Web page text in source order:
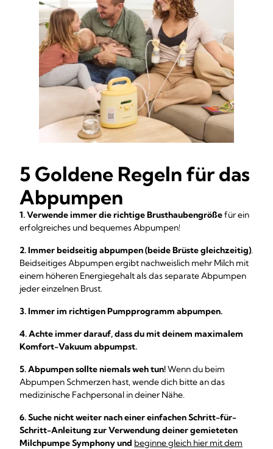
5 Goldene Regeln für das
Abpumpen
1. Verwende immer die richtige Brusthaubengrößefür ein
erfolgreiches und bequemes Abpumpen!
2. Immer beidseitig abpumpen (beide Brüste gleichzeitig).
Beidseitiges Abpumpen ergibt nachweislich mehr Milch mit
einem höheren Energiegehalt als das separate Abpumpen
jeder einzelnen Brust.
3. Immer im richtigen Pumpprogramm abpumpen.
4. Achte immer darauf, dass du mit deinem maximalem
Komfort-Vakuum abpumpst.
5. Abpumpen sollte niemals weh tun!Wenn du beim
Abpumpen Schmerzen hast, wende dich bitte an das
medizinische Fachpersonal in deiner Nähe.
6. Suche nicht weiter nach einer einfachen Schritt-für-
Schritt-Anleitung zur Verwendung deiner gemieteten
Milchpumpe Symphony und beginne gleich hier mit dem